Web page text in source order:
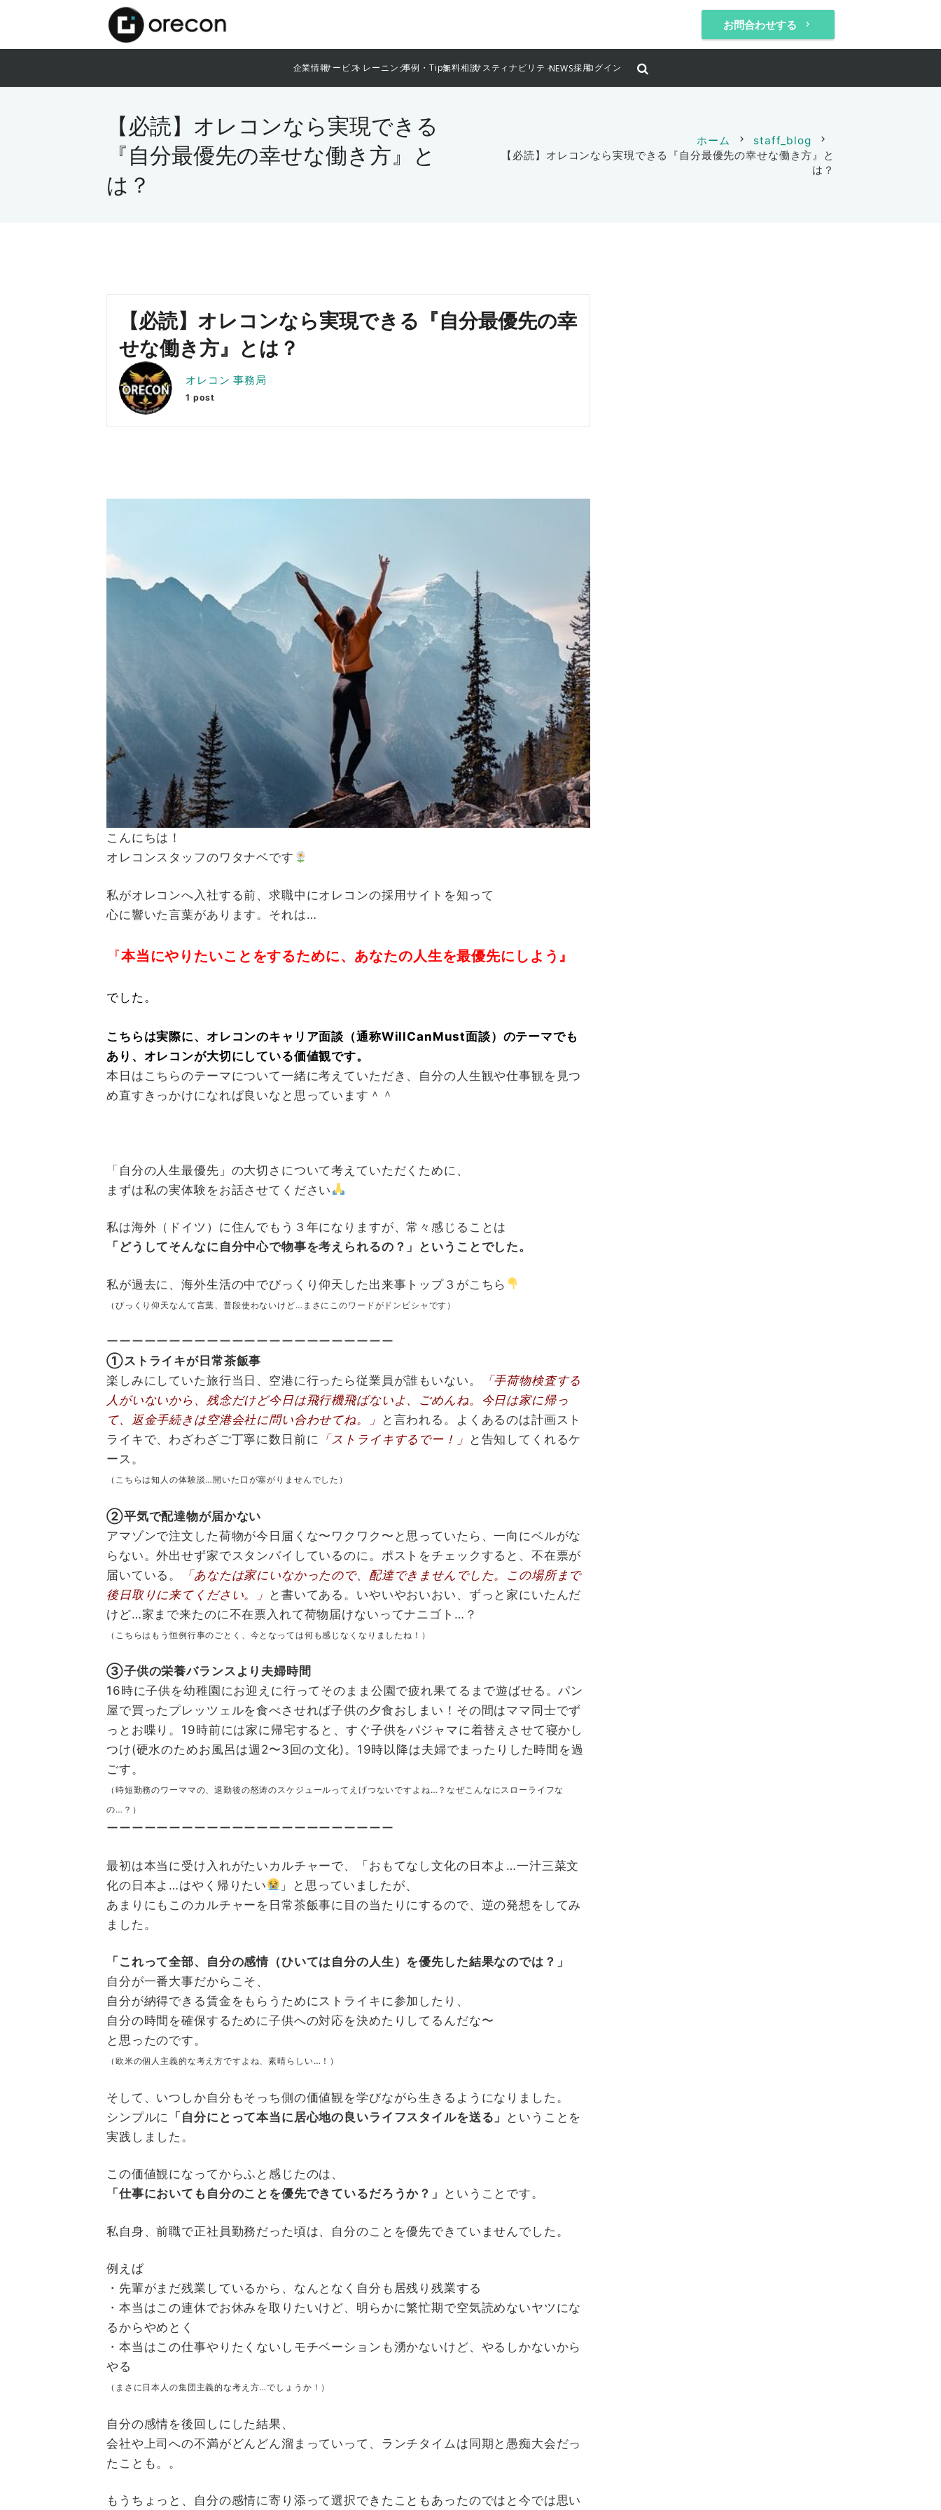
お問合わせする keyboard_arrow_right
企業情報サービストレーニング事例・Tips無料相談サスティナビリティNEWS採用ログイン
【必読】オレコンなら実現できる
『自分最優先の幸せな働き方』と
は？
ホーム chevron_right staff_blog chevron_right
【必読】オレコンなら実現できる『自分最優先の幸せな働き方』と
は？
【必読】オレコンなら実現できる『自分最優先の幸
せな働き方』とは？
オレコン 事務局
1 post
こんにちは！
オレコンスタッフのワタナベです
私がオレコンへ入社する前、求職中にオレコンの採用サイトを知って
心に響いた言葉があります。それは…
『本当にやりたいことをするために、あなたの人生を最優先にしよう』
でした。
こちらは実際に、オレコンのキャリア面談（通称WillCanMust面談）のテーマでも
あり、オレコンが大切にしている価値観です。
本日はこちらのテーマについて一緒に考えていただき、自分の人生観や仕事観を見つ
め直すきっかけになれば良いなと思っています＾＾
「自分の人生最優先」の大切さについて考えていただくために、
まずは私の実体験をお話させてください
私は海外（ドイツ）に住んでもう３年になりますが、常々感じることは
「どうしてそんなに自分中心で物事を考えられるの？」ということでした。
私が過去に、海外生活の中でびっくり仰天した出来事トップ３がこちら
（びっくり仰天なんて言葉、普段使わないけど…まさにこのワードがドンピシャです）
ーーーーーーーーーーーーーーーーーーーーーーー
①ストライキが日常茶飯事
楽しみにしていた旅行当日、空港に行ったら従業員が誰もいない。
「手荷物検査する
人がいないから、残念だけど今日は飛行機飛ばないよ、ごめんね。今日は家に帰っ
て、返金手続きは空港会社に問い合わせてね。」 と言われる。よくあるのは計画スト
ライキで、わざわざご丁寧に数日前に 「ストライキするでー！」 と告知してくれるケ
ース。
（こちらは知人の体験談…開いた口が塞がりませんでした）
②平気で配達物が届かない
アマゾンで注文した荷物が今日届くな〜ワクワク〜と思っていたら、一向にベルがな
らない。外出せず家でスタンバイしているのに。ポストをチェックすると、不在票が
届いている。
「あなたは家にいなかったので、配達できませんでした。この場所まで
後日取りに来てください。」 と書いてある。いやいやおいおい、ずっと家にいたんだ
けど…家まで来たのに不在票入れて荷物届けないってナニゴト…？
（こちらはもう恒例行事のごとく、今となっては何も感じなくなりましたね！）
③子供の栄養バランスより夫婦時間
16時に子供を幼稚園にお迎えに行ってそのまま公園で疲れ果てるまで遊ばせる。パン
屋で買ったプレッツェルを食べさせれば子供の夕食おしまい！その間はママ同士でず
っとお喋り。19時前には家に帰宅すると、すぐ子供をパジャマに着替えさせて寝かし
つけ(硬水のためお風呂は週2〜3回の文化)。19時以降は夫婦でまったりした時間を過
ごす。
（時短勤務のワーママの、退勤後の怒涛のスケジュールってえげつないですよね…？なぜこんなにスローライフな
の…？）
ーーーーーーーーーーーーーーーーーーーーーーー
最初は本当に受け入れがたいカルチャーで、「おもてなし文化の日本よ…一汁三菜文
化の日本よ…はやく帰りたい
」と思っていましたが、
あまりにもこのカルチャーを日常茶飯事に目の当たりにするので、逆の発想をしてみ
ました。
「これって全部、自分の感情（ひいては自分の人生）を優先した結果なのでは？」
自分が一番大事だからこそ、
自分が納得できる賃金をもらうためにストライキに参加したり、
自分の時間を確保するために子供への対応を決めたりしてるんだな〜
と思ったのです。
（欧米の個人主義的な考え方ですよね、素晴らしい…！）
そして、いつしか自分もそっち側の価値観を学びながら生きるようになりました。
シンプルに
「自分にとって本当に居心地の良いライフスタイルを送る」
ということを
実践しました。
この価値観になってからふと感じたのは、
「仕事においても自分のことを優先できているだろうか？」
ということです。
私自身、前職で正社員勤務だった頃は、自分のことを優先できていませんでした。
例えば
・先輩がまだ残業しているから、なんとなく自分も居残り残業する
・本当はこの連休でお休みを取りたいけど、明らかに繁忙期で空気読めないヤツにな
るからやめとく
・本当はこの仕事やりたくないしモチベーションも湧かないけど、やるしかないから
やる
（まさに日本人の集団主義的な考え方…でしょうか！）
自分の感情を後回しにした結果、
会社や上司への不満がどんどん溜まっていって、ランチタイムは同期と愚痴大会だっ
たことも。。
もうちょっと、自分の感情に寄り添って選択できたこともあったのではと今では思い